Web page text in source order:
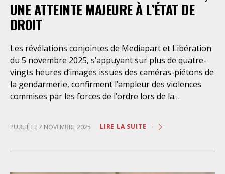
en considérant qu’en cas d’usage
UNE ATTEINTE MAJEURE À L’ÉTAT DE
DROIT
Les révélations conjointes de Mediapart et Libération
du 5 novembre 2025, s’appuyant sur plus de quatre-
vingts heures d’images issues des caméras-piétons de
la gendarmerie, confirment l’ampleur des violences
commises par les forces de l’ordre lors de la
identifiée par la LDH « d’empêcher l’accès à la bassine
PUBLIÉ LE 7 NOVEMBRE 2025 LIRE LA SUITE